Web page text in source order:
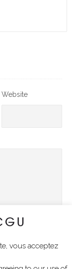
Website
vous acceptez